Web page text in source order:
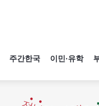
주간한국 이민·유학